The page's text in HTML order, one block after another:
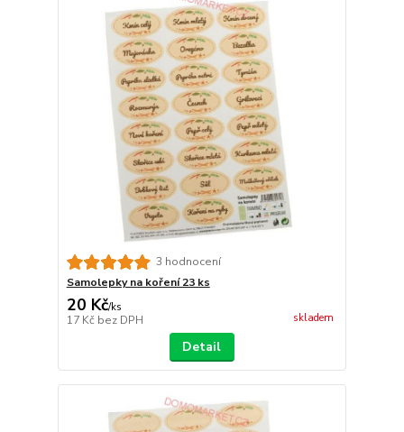
3 hodnocení
Samolepky na koření 23 ks
20 Kč/ks
17 Kč bez DPH skladem
Detail